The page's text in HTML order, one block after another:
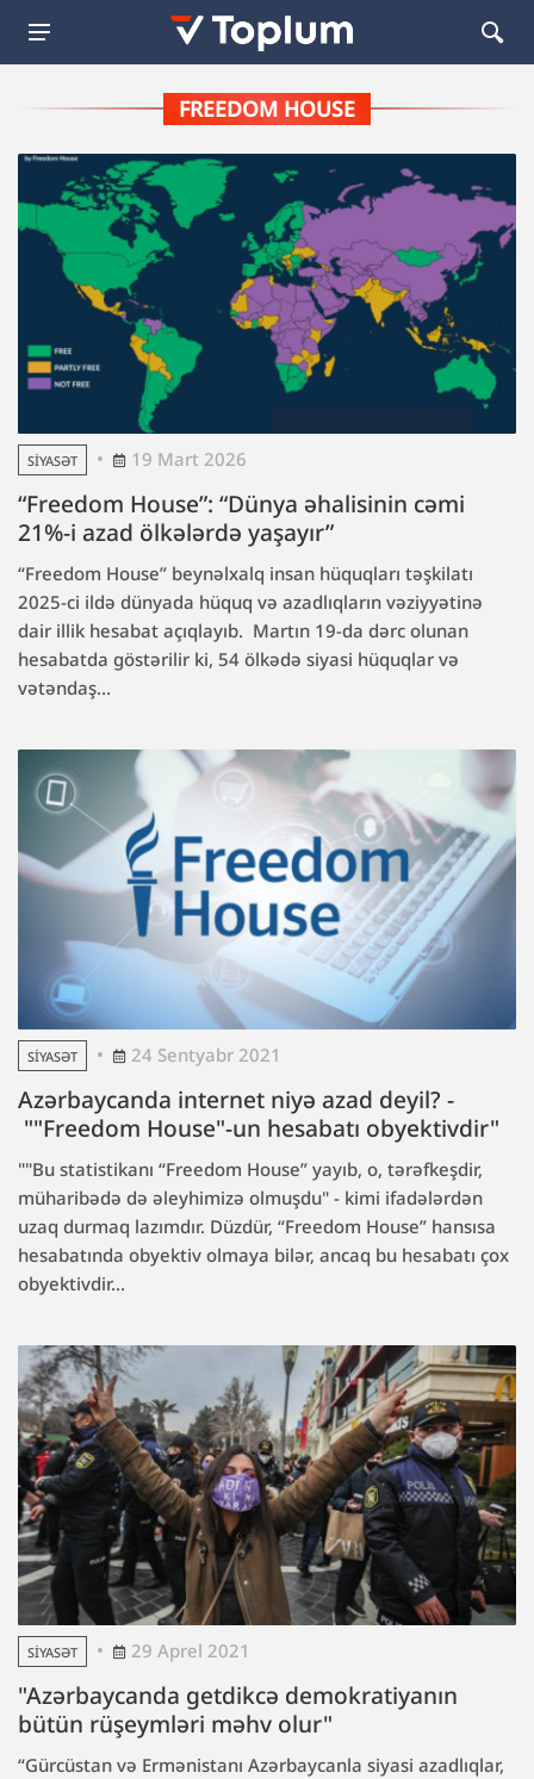
FREEDOM HOUSE
SIYASƏT 19 Mart 2026
“Freedom House”: “Dünya əhalisinin cəmi
21%-i azad ölkələrdə yaşayır”
“Freedom House” beynəlxalq insan hüquqları təşkilatı
2025-ci ildə dünyada hüquq və azadlıqların vəziyyətinə
dair illik hesabat açıqlayıb. Martın 19-da dərc olunan
hesabatda göstərilir ki, 54 ölkədə siyasi hüquqlar və
vətəndaş...
SIYASƏT 24 Sentyabr 2021
Azərbaycanda internet niyə azad deyil? -
""Freedom House"-un hesabatı obyektivdir"
""Bu statistikanı “Freedom House” yayıb, o, tərəfkeşdir,
müharibədə də əleyhimizə olmuşdu" - kimi ifadələrdən
uzaq durmaq lazımdır. Düzdür, “Freedom House” hansısa
hesabatında obyektiv olmaya bilər, ancaq bu hesabatı çox
obyektivdir...
SIYASƏT 29 Aprel 2021
"Azərbaycanda getdikcə demokratiyanın
bütün rüşeymləri məhv olur"
“Gürcüstan və Ermənistanı Azərbaycanla siyasi azadlıqlar,